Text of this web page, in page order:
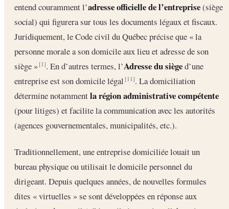
entend couramment l’adresse officielle de l’entreprise(siège
social) qui figurera sur tous les documents légaux et fiscaux.
Juridiquement, le Code civil du Québec précise que « la
personne morale a son domicile aux lieu et adresse de son
siège »[1]. En d’autres termes, l’Adresse du sièged’une
entreprise est son domicile légal[11]. La domiciliation
détermine notammentla région administrative compétente
(pour litiges) et facilite la communication avec les autorités
(agences gouvernementales, municipalités, etc.).
Traditionnellement, une entreprise domiciliée louait un
bureau physique ou utilisait le domicile personnel du
dirigeant. Depuis quelques années, de nouvelles formules
dites « virtuelles » se sont développées en réponse aux